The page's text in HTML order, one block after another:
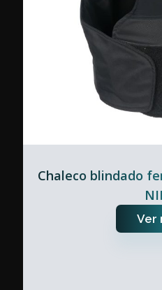
Chaleco blindado
Ver